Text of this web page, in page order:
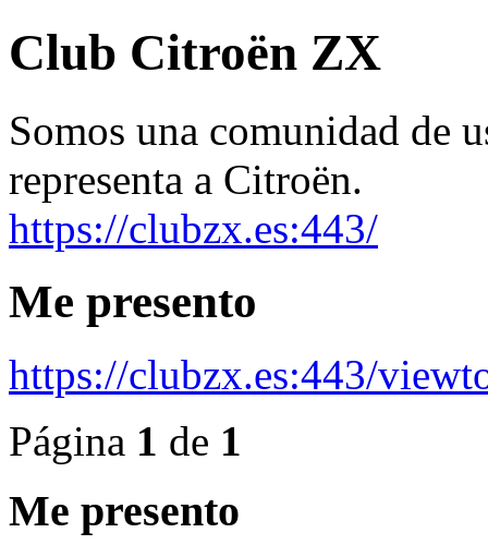
Club Citroën ZX
Somos una comunidad de
representa a Citroën.
https://clubzx.es:443/
Me presento
https://clubzx.es:443/
Página 1 de 1
Me presento